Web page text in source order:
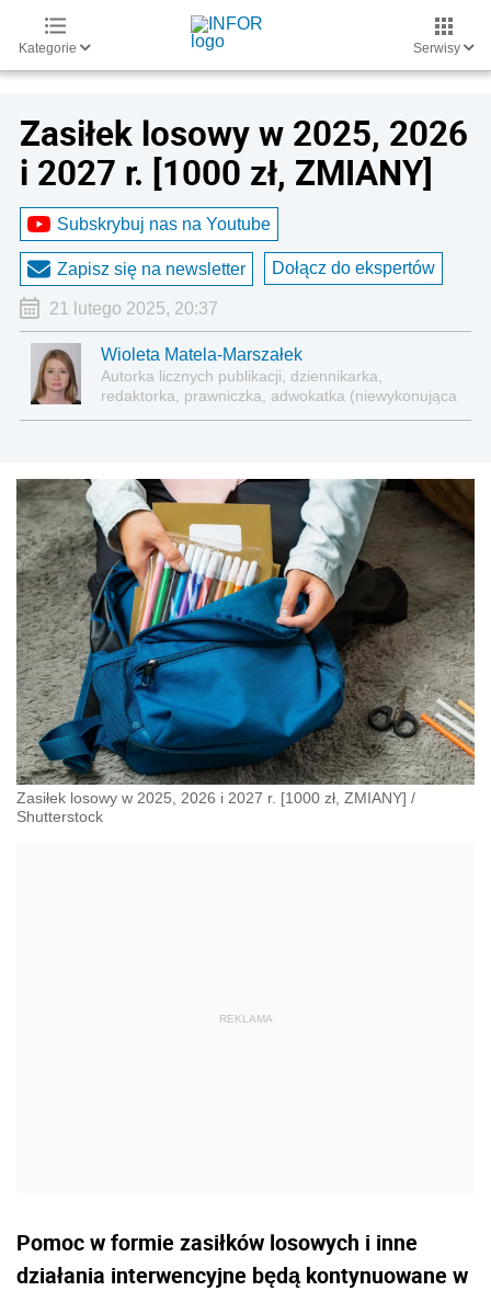
Kategorie Serwisy
Zasiłek losowy w 2025, 2026
i 2027 r. [1000 zł, ZMIANY]
Subskrybuj nas na Youtube
Zapisz się na newsletter Dołącz do ekspertów
21 lutego 2025, 20:37
Wioleta Matela-Marszałek
Autorka licznych publikacji, dziennikarka,
redaktorka, prawniczka, adwokatka (niewykonująca
Zasiłek losowy w 2025, 2026 i 2027 r. [1000 zł, ZMIANY] /
Shutterstock
Pomoc w formie zasiłków losowych i inne
działania interwencyjne będą kontynuowane w